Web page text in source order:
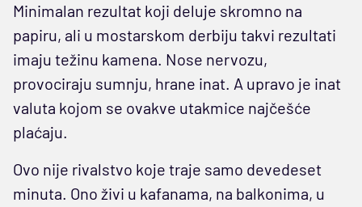
Minimalan rezultat koji deluje skromno na
papiru, ali u mostarskom derbiju takvi rezultati
imaju težinu kamena. Nose nervozu,
provociraju sumnju, hrane inat. A upravo je inat
valuta kojom se ovakve utakmice najčešće
plaćaju.
Ovo nije rivalstvo koje traje samo devedeset
minuta. Ono živi u kafanama, na balkonima, u